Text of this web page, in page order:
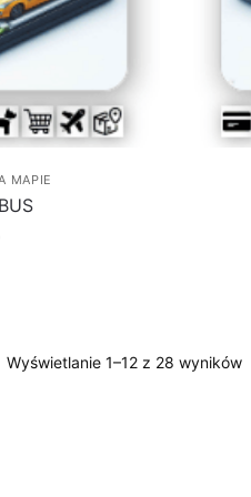
MAPIE
Wyświetlanie 1–12 z 28 wyników